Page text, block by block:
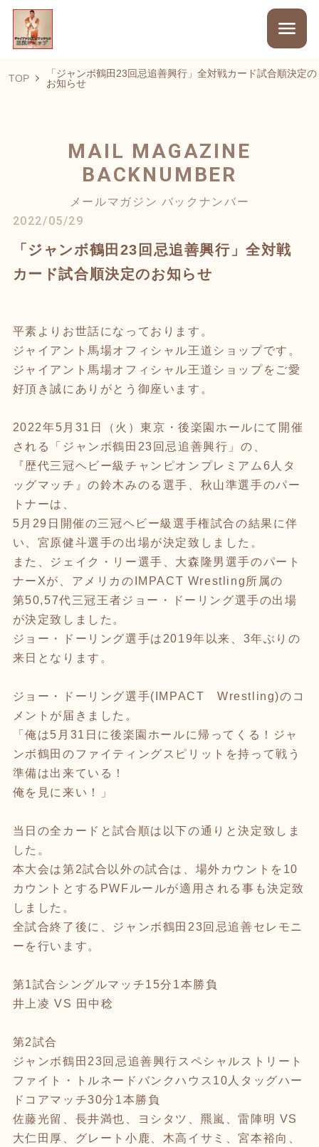
TOP
「ジャンボ鶴田23回忌追善興行」全対戦カード試合順決定の
お知らせ
MAIL MAGAZINE
BACKNUMBER
メールマガジン バックナンバー
2022/05/29
「ジャンボ鶴田23回忌追善興行」全対戦
カード試合順決定のお知らせ
平素よりお世話になっております。
ジャイアント馬場オフィシャル王道ショップです。
ジャイアント馬場オフィシャル王道ショップをご愛
好頂き誠にありがとう御座います。
2022年5月31日（火）東京・後楽園ホールにて開催
される「ジャンボ鶴田23回忌追善興行」の、
『歴代三冠ヘビー級チャンピオンプレミアム6人タ
ッグマッチ』の鈴木みのる選手、秋山準選手のパー
トナーは、
5月29日開催の三冠ヘビー級選手権試合の結果に伴
い、宮原健斗選手の出場が決定致しました。
また、ジェイク・リー選手、大森隆男選手のパート
ナーXが、アメリカのIMPACT Wrestling所属の
第50,57代三冠王者ジョー・ドーリング選手の出場
が決定致しました。
ジョー・ドーリング選手は2019年以来、3年ぶりの
来日となります。
ジョー・ドーリング選手(IMPACT Wrestling)のコ
メントが届きました。
「俺は5月31日に後楽園ホールに帰ってくる！ジャ
ンボ鶴田のファイティングスピリットを持って戦う
準備は出来ている！
俺を見に来い！」
当日の全カードと試合順は以下の通りと決定致しま
した。
本大会は第2試合以外の試合は、場外カウントを10
カウントとするPWFルールが適用される事も決定致
しました。
全試合終了後に、ジャンボ鶴田23回忌追善セレモニ
ーを行います。
第1試合シングルマッチ15分1本勝負
井上凌 VS 田中稔
第2試合
ジャンボ鶴田23回忌追善興行スペシャルストリート
ファイト・トルネードバンクハウス10人タッグハー
ドコアマッチ30分1本勝負
佐藤光留、長井満也、ヨシタツ、羆嵐、雷陣明 VS
大仁田厚、グレート小鹿、木高イサミ、宮本裕向、